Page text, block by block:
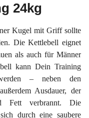
24kg
Kugel mit Griff sollte
Die Kettlebell eignet
als auch für Männer
kann Dein Training
– neben den
Ausdauer, der
Fett verbrannt. Die
durch eine saubere